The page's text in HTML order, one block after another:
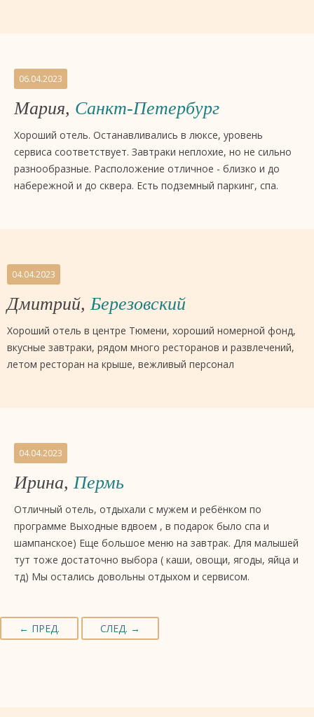
06.04.2023
Мария, Санкт-Петербург
Хороший отель. Останавливались в люксе, уровень
сервиса соответствует. Завтраки неплохие, но не сильно
разнообразные. Расположение отличное - близко и до
набережной и до сквера. Есть подземный паркинг, спа.
04.04.2023
Дмитрий,Березовский
Хороший отель в центре Тюмени, хороший номерной фонд,
вкусные завтраки, рядом много ресторанов и развлечений,
летом ресторан на крыше, вежливый персонал
04.04.2023
Ирина,Пермь
Отличный отель, отдыхали с мужем и ребёнком по
программе Выходные вдвоем , в подарок было спа и
шампанское) Еще большое меню на завтрак. Для малышей
тут тоже достаточно выбора ( каши, овощи, ягоды, яйца и
тд) Мы остались довольны отдыхом и сервисом.
← ПРЕД. СЛЕД. →